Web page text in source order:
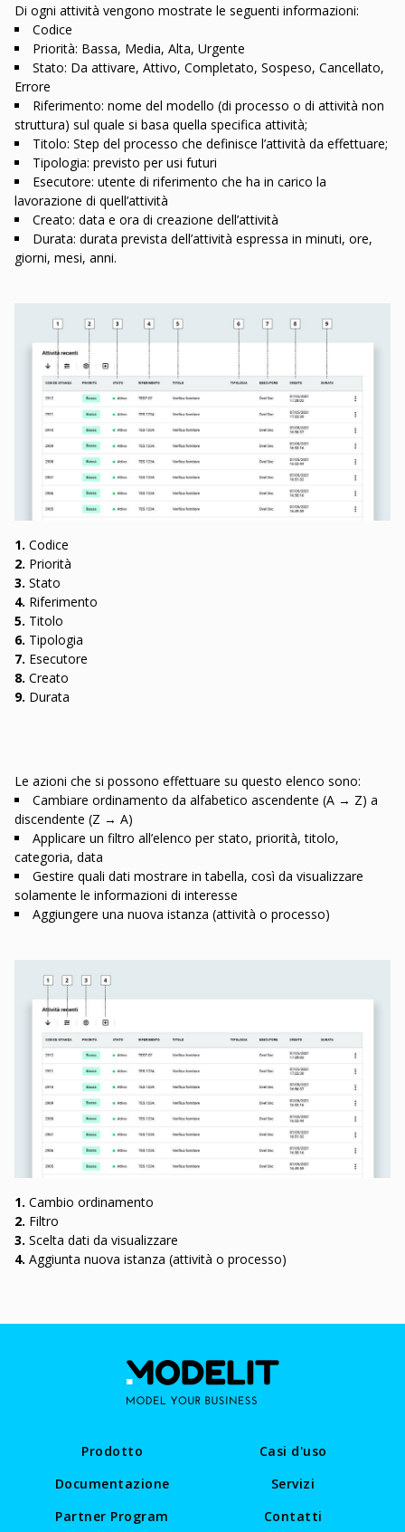
Di ogni attività vengono mostrate le seguenti informazioni:
Codice
Priorità: Bassa, Media, Alta, Urgente
Stato: Da attivare, Attivo, Completato, Sospeso, Cancellato,
Errore
Riferimento: nome del modello (di processo o di attività non
struttura) sul quale si basa quella specifica attività;
Titolo: Step del processo che definisce l’attività da effettuare;
Tipologia: previsto per usi futuri
Esecutore: utente di riferimento che ha in carico la
lavorazione di quell’attività
Creato: data e ora di creazione dell’attività
Durata: durata prevista dell’attività espressa in minuti, ore,
giorni, mesi, anni.
1. Codice
2. Priorità
3. Stato​​​​​​​
4. Riferimento​​​​​​​
5. Titolo​​​​​​​
6. Tipologia​​​​​​​
7. Esecutore​​​​​​​
8. Creato
9. Durata
Le azioni che si possono effettuare su questo elenco sono:
Cambiare ordinamento da alfabetico ascendente (A → Z) a
discendente (Z → A)
Applicare un filtro all’elenco per stato, priorità, titolo,
categoria, data
Gestire quali dati mostrare in tabella, così da visualizzare
solamente le informazioni di interesse
Aggiungere una nuova istanza (attività o processo)
1. Cambio ordinamento
2. Filtro
3. Scelta dati da visualizzare
4. Aggiunta nuova istanza (attività o processo)
Prodotto
Casi d'uso
Documentazione
Servizi
Partner Program
Contatti